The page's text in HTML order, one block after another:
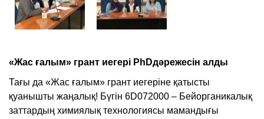
«Жас ғалым» грант иегері PhDдәрежесін алды
Тағы да «Жас ғалым» грант иегеріне қатысты
қуанышты жаңалық! Бүгін 6D072000 – Бейорганикалық
заттардың химиялық технологиясы мамандығы